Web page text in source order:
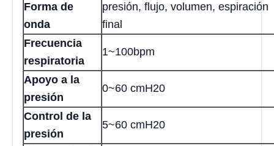
Forma de
onda
presión, flujo, volumen, espiración
final
Frecuencia
respiratoria
1~100bpm
Apoyo a la
presión
0~60 cmH20
Control de la
presión
5~60 cmH20